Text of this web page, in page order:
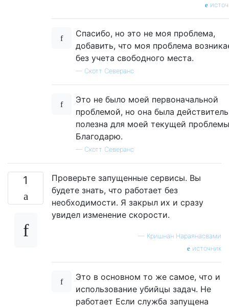
Спасибо, но это не моя проблема,
добавить, что моя проблема
без учета свободного места.
— Скотт Северанс
Это не было моей первоначальной
проблемой, но она была
полезна для моей текущей
Благодарю.
— Скотт Северанс
1
Проверьте запущенные сервисы. Вы
будете знать, что работает без
необходимости. Я закрыл их и сразу
увидел изменение скорости.
— Кришнан Нараянасвами
источник
Это в основном то же самое, что и
использование убийцы задач. Не
работает Если служба запущена